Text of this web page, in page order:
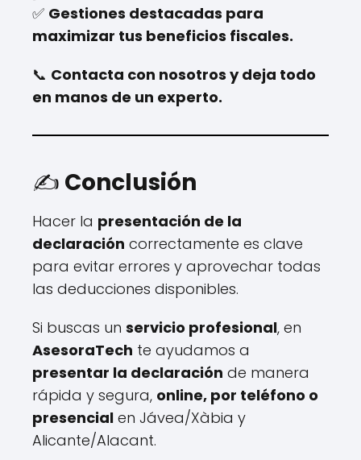
✅ Gestiones destacadas para
maximizar tus beneficios fiscales.
📞 Contacta con nosotros y deja todo
en manos de un experto.
✍️ Conclusión
Hacer la presentación de la
declaración correctamente es clave
para evitar errores y aprovechar todas
las deducciones disponibles.
Si buscas un servicio profesional, en
AsesoraTech te ayudamos a
presentar la declaración de manera
rápida y segura, online, por teléfono o
presencial en Jávea/Xàbia y
Alicante/Alacant.